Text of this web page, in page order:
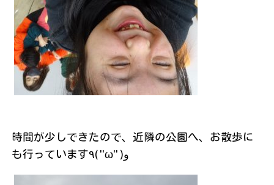
時間が少しできたので、近隣の公園へ、お散歩に
も行っています٩( ''ω'' )و